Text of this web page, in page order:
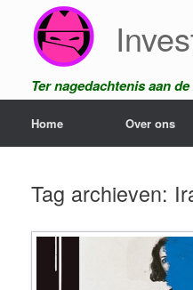
Ter nagedachtenis aan
Home Over ons
Tag archieven: